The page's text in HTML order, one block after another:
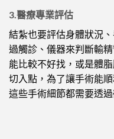
3.醫療專業評估
結紮也要評估身體狀況
過觸診、儀器來判斷輸
能比較不好找，或是體
切入點，為了讓手術能
這些手術細節都需要透